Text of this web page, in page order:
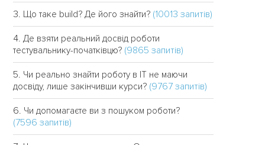
Що таке build? Де його знайти? (10013 запитів)
Де взяти реальний досвід роботи
тестувальнику-початківцю? (9865 запитів)
Чи реально знайти роботу в IT не маючи
досвіду, лише закінчивши курси? (9767 запитів)
Чи допомагаєте ви з пошуком роботи?
(7596 запитів)